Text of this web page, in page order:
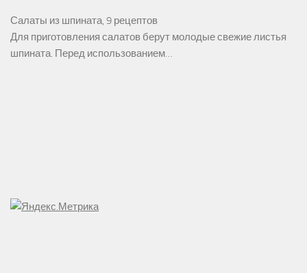
Салаты из шпината, 9 рецептов
Для приготовления салатов берут молодые свежие листья
шпината. Перед использованием…